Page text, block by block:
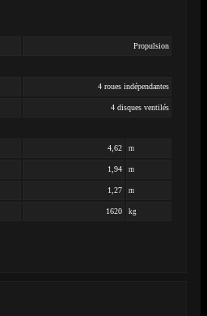
Propulsion
4 roues indépendantes
4 disques ventilés
4,62 m
1,94 m
1,27 m
1620 kg